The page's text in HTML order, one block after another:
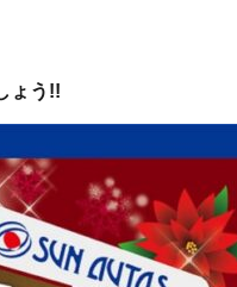
ょう!!